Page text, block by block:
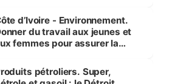
d’Ivoire - Environnement.
du travail aux jeunes et
femmes pour assurer la
pétroliers. Super,